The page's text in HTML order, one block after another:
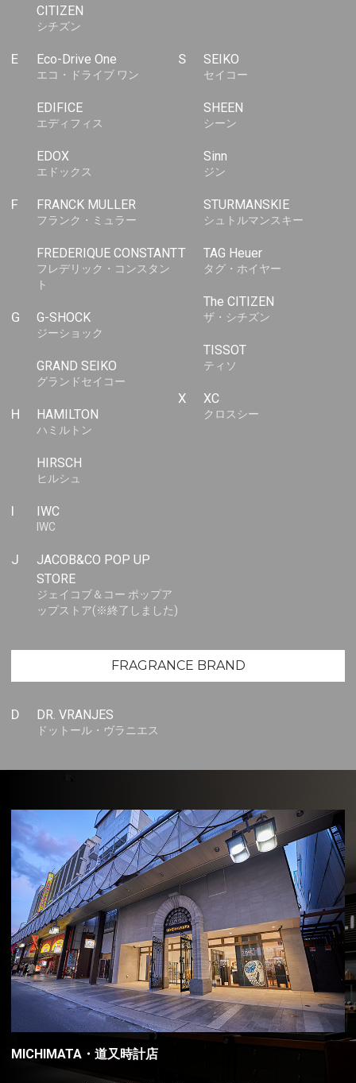
CITIZEN
シチズン
E Eco-Drive One
エコ・ドライブ ワン
EDIFICE
エディフィス
EDOX
エドックス
F FRANCK MULLER
フランク・ミュラー
FREDERIQUE CONSTANT
フレデリック・コンスタン
ト
G G-SHOCK
ジーショック
GRAND SEIKO
グランドセイコー
H HAMILTON
ハミルトン
HIRSCH
ヒルシュ
I IWC
IWC
J
JACOB&CO POP UP
STORE
ジェイコブ＆コー ポップア
ップストア(※終了しました)
S SEIKO
セイコー
SHEEN
シーン
Sinn
ジン
STURMANSKIE
シュトルマンスキー
T TAG Heuer
タグ・ホイヤー
The CITIZEN
ザ・シチズン
TISSOT
ティソ
X XC
クロスシー
FRAGRANCE BRAND
D DR. VRANJES
ドットール・ヴラニエス
MICHIMATA・道又時計店